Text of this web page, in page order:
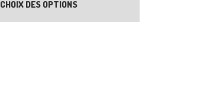
CHOIX DES OPTIONS